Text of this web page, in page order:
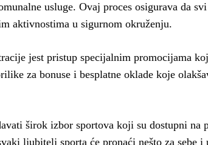
usluge. Ovaj proces osigurava da
aktivnostima u sigurnom okruženju.
jest pristup specijalnim promocijama
za bonuse i besplatne oklade koje
širok izbor sportova koji su dostupni na
ljubitelj sporta će pronaći nešto za sebe